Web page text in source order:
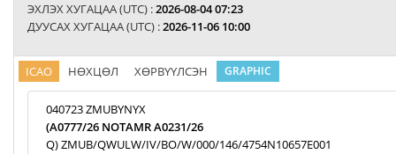
ЭХЛЭХ ХУГАЦАА (UTC) :2026-08-04 07:23
ДУУСАХ ХУГАЦАА (UTC) :2026-11-06 10:00
ICAO НӨХЦӨЛ ХӨРВҮҮЛСЭН GRAPHIC
040723 ZMUBYNYX
(A0777/26 NOTAMR A0231/26
Q) ZMUB/QWULW/IV/BO/W/000/146/4754N10657E001